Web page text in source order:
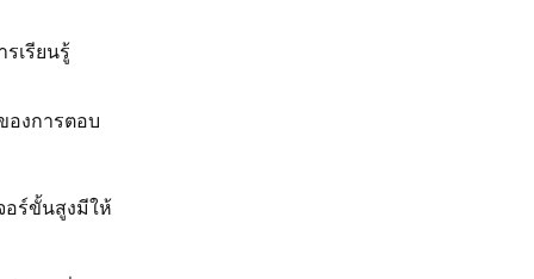
เรียนรู้
องการตอบ
อร์ขั้นสูงมีให้